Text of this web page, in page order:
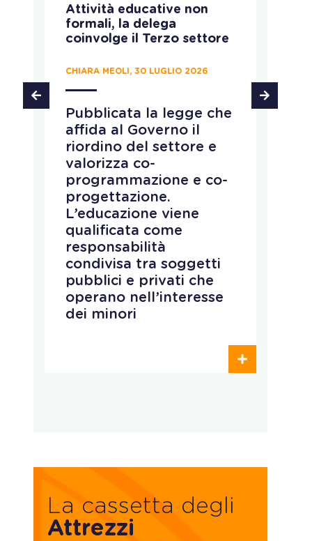
Attività educative non
formali, la delega
coinvolge il Terzo settore
CHIARA MEOLI, 30 LUGLIO 2026
Pubblicata la legge che
affida al Governo il
riordino del settore e
valorizza co-
programmazione e co-
progettazione.
L’educazione viene
qualificata come
responsabilità
condivisa tra soggetti
pubblici e privati che
operano nell’interesse
dei minori
La cassetta degli
Attrezzi